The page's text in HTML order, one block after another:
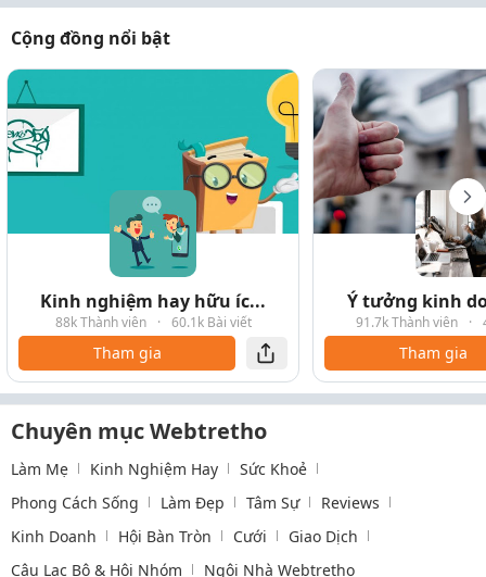
Cộng đồng nổi bật
Kinh nghiệm hay hữu íc...
88k Thành viên · 60.1k Bài viết
Tham gia
Ý tưởng kinh
91.7k Thành viên ·
Tham gia
Chuyên mục Webtretho
Làm Mẹ Kinh Nghiệm Hay
Sức Khoẻ
Phong Cách Sống
Làm Đẹp Tâm Sự
Reviews
Kinh Doanh
Hội Bàn Tròn Cưới
Giao Dịch
Câu Lạc Bộ & Hội Nhóm
Ngôi Nhà Webtretho